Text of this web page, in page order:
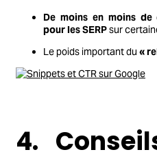
De moins en moins
pour les SERPsur
Le poids important du «
4.